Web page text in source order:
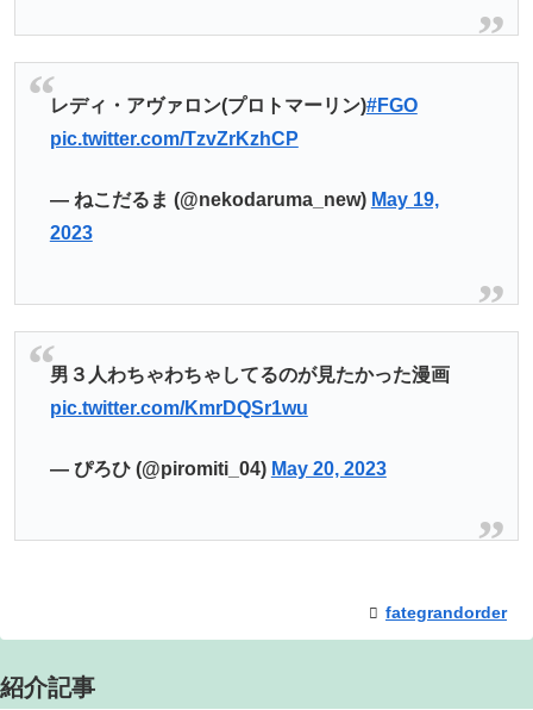
レディ・アヴァロン(プロトマーリン)#FGO
pic.twitter.com/TzvZrKzhCP
— ねこだるま (@nekodaruma_new) May 19,
2023
男３人わちゃわちゃしてるのが見たかった漫画
pic.twitter.com/KmrDQSr1wu
— ぴろひ (@piromiti_04) May 20, 2023
fategrandorder
紹介記事